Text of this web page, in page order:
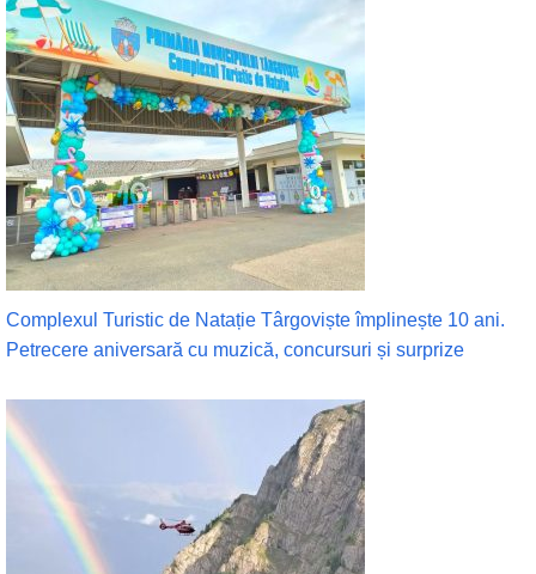
Complexul Turistic de Natație Târgoviște împlinește 10 ani.
Petrecere aniversară cu muzică, concursuri și surprize